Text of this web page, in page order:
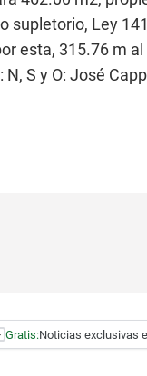
supletorio, Ley
esta, 315.76 m
S y O: José
Gratis:Noticias exclusivas